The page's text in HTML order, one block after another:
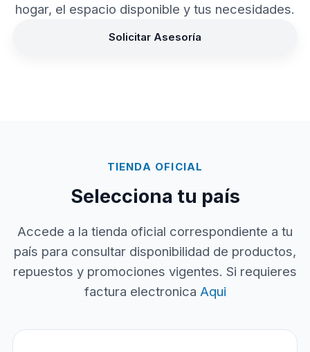
hogar, el espacio disponible y tus necesidades.
Solicitar Asesoría
TIENDA OFICIAL
Selecciona tu país
Accede a la tienda oficial correspondiente a tu
país para consultar disponibilidad de productos,
repuestos y promociones vigentes. Si requieres
factura electronica Aqui